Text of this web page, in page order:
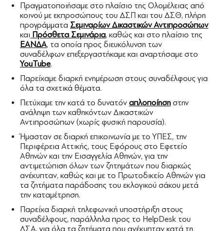
Πραγματοποιήσαμε στο πλαίσιο της Ολομέλειας από
κοινού με εκπροσώπους του ΔΣΠ και του ΔΣΘ, πλήρη
προγράμματα Σεμιναρίων Δικαστικών Αντιπροσώπων
και Πρόσθετα Σεμινάρια, καθώς και στο πλαίσιο της
ΕΑΝΔΑ, τα οποία προς διευκόλυνση των
συναδέλφων επεξεργαστήκαμε και αναρτήσαμε στο
YouTube.
Παρείχαμε διαρκή ενημέρωση στους συναδέλφους για
όλα τα σχετικά θέματα.
Πετύχαμε την κατά το δυνατόν απλοποίηση στην
ανάληψη των καθηκόντων Δικαστικών
Αντιπροσώπων (χωρίς φυσική παρουσία).
Ήμασταν σε διαρκή επικοινωνία με το ΥΠΕΣ, την
Περιφέρεια Αττικής, τους Εφόρους στο Εφετείο
Αθηνών και την Εισαγγελία Αθηνών, για την
αντιμετώπιση όλων των ζητημάτων που διαρκώς
ανέκυπταν, καθώς και με το Πρωτοδικείο Αθηνών για
τα ζητήματα παράδοσης του εκλογικού σάκου μετά
την καταμέτρηση.
Παρείχα διαρκή τηλεφωνική υποστήριξη στους
συναδέλφους, παράλληλα προς το HelpDesk του
ΔΣΑ, για όλα τα ζητήματα που ανέκυπταν κατά τη